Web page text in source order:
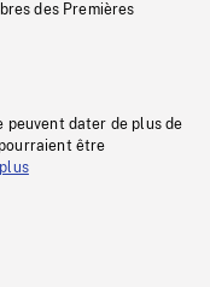
des Premières
peuvent dater de plus de
être